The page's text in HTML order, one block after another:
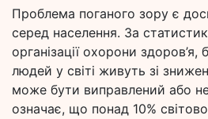
Проблема поганого зору є
серед населення. За
організації охорони здоров’я,
людей у світі живуть зі
може бути виправлений або
означає, що понад 10%